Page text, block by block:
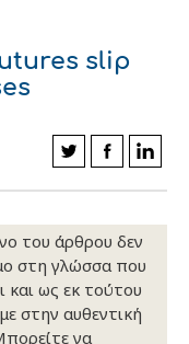
του
- Ένδυση
slip
του άρθρου δεν
στη γλώσσα που
και ως εκ τούτου
στην αυθεντική
να